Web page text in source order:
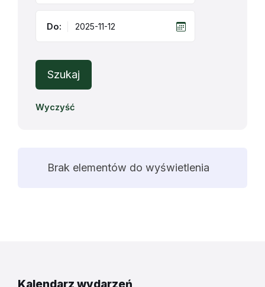
Do:
Szukaj
Wyczyść
Brak elementów do wyświetlenia